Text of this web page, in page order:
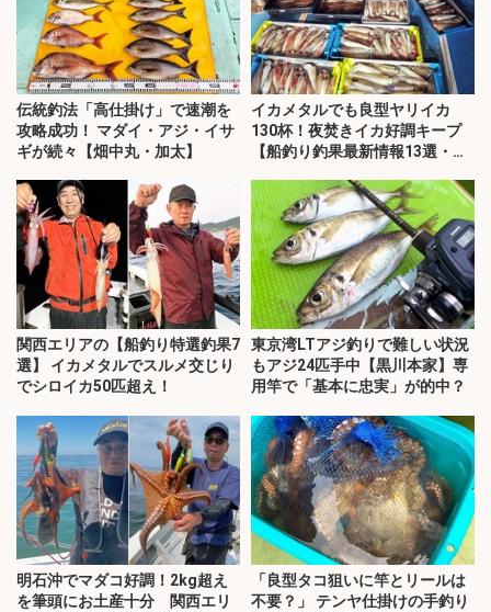
伝統釣法「高仕掛け」で速潮を
攻略成功！ マダイ・アジ・イサ
ギが続々【畑中丸・加太】
イカメタルでも良型ヤリイカ
130杯！夜焚きイカ好調キープ
【船釣り釣果最新情報13選・玄
関西エリアの【船釣り特選釣果7
選】 イカメタルでスルメ交じり
でシロイカ50匹超え！
東京湾LTアジ釣りで難しい状況
もアジ24匹手中【黒川本家】専
用竿で「基本に忠実」が的中？
明石沖でマダコ好調！2kg超え
を筆頭にお土産十分 関西エリ
「良型タコ狙いに竿とリールは
不要？」 テンヤ仕掛けの手釣り